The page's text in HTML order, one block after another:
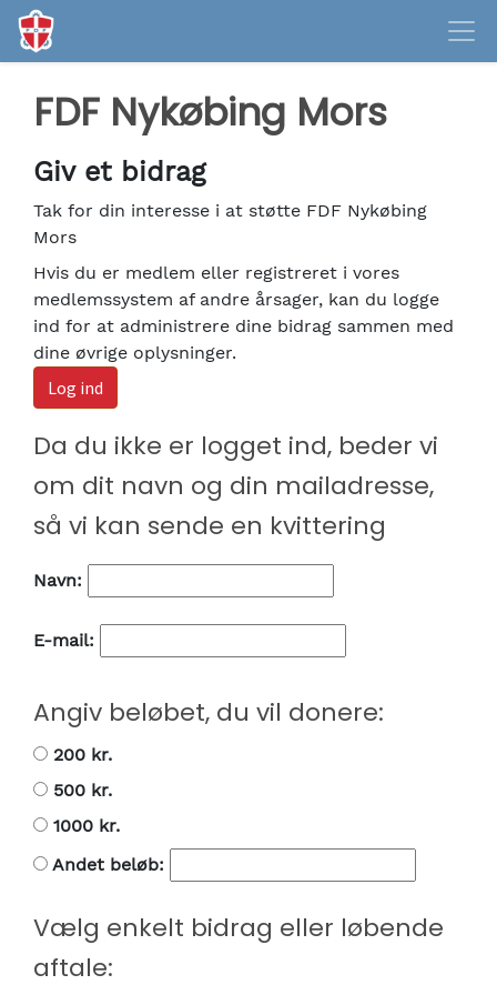
FDF Nykøbing Mors
Giv et bidrag
Tak for din interesse i at støtte FDF Nykøbing
Mors
Hvis du er medlem eller registreret i vores
medlemssystem af andre årsager, kan du logge
ind for at administrere dine bidrag sammen med
dine øvrige oplysninger.
Log ind
Da du ikke er logget ind, beder vi
om dit navn og din mailadresse,
så vi kan sende en kvittering
Navn:
E-mail:
Angiv beløbet, du vil donere:
200 kr.
500 kr.
1000 kr.
Andet beløb:
Vælg enkelt bidrag eller løbende
aftale: